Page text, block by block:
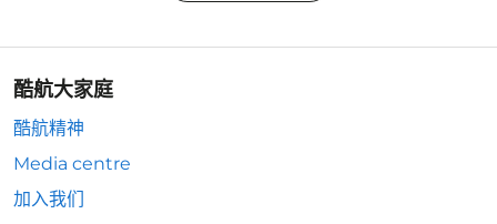
酷航大家庭
酷航精神
Media centre
加入我们